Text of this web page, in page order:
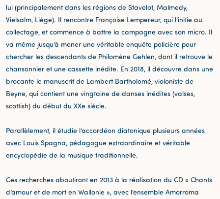
lui (principalement dans les régions de Stavelot, Malmedy,
Vielsalm, Liège). Il rencontre Françoise Lempereur, qui l’initie au
collectage, et commence à battre la campagne avec son micro. Il
va même jusqu’à mener une véritable enquête policière pour
chercher les descendants de Philomène Gehlen, dont il retrouve le
chansonnier et une cassette inédite. En 2018, il découvre dans une
brocante le manuscrit de Lambert Bartholomé, violoniste de
Beyne, qui contient une vingtaine de danses inédites (valses,
scottish) du début du XXe siècle.
Parallèlement, il étudie l’accordéon diatonique plusieurs années
avec Louis Spagna, pédagogue extraordinaire et véritable
encyclopédie de la musique traditionnelle.
Ces recherches aboutiront en 2013 à la réalisation du CD « Chants
d’amour et de mort en Wallonie », avec l’ensemble Amorroma